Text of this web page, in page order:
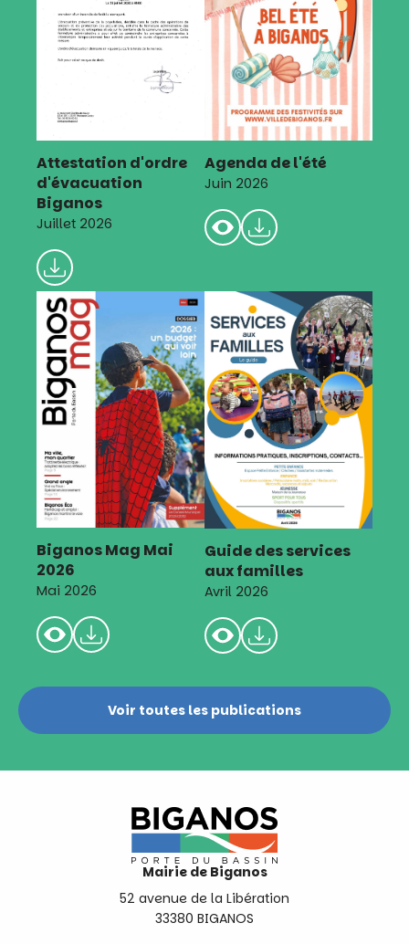
Attestation d'ordre
d'évacuation
Biganos
Juillet 2026
Agenda de l'été
Juin 2026
Biganos Mag Mai
2026
Mai 2026
Guide des services
aux familles
Avril 2026
Voir toutes les publications
Mairie de Biganos
52 avenue de la Libération
33380 BIGANOS